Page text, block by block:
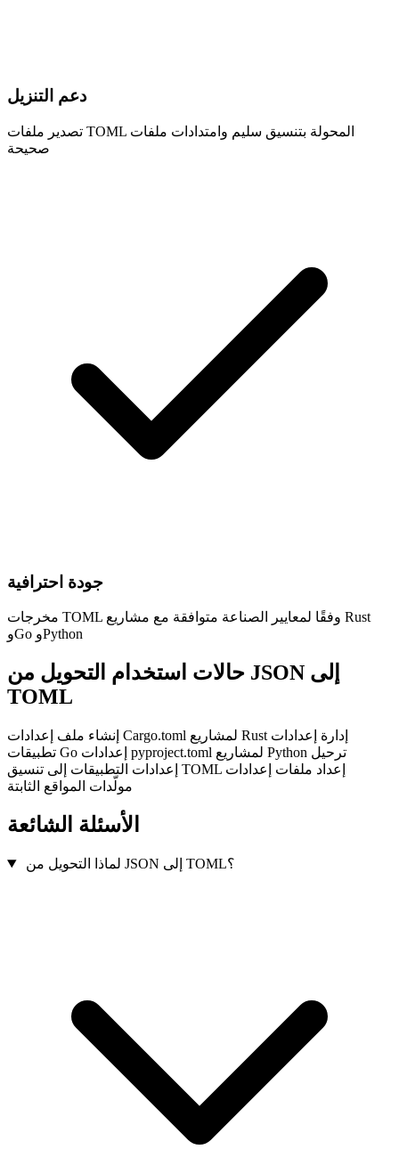
دعم التنزيل
تصدير ملفات TOML المحولة بتنسيق سليم وامتدادات ملفات
صحيحة
جودة احترافية
مخرجات TOML وفقًا لمعايير الصناعة متوافقة مع مشاريع Rust
وGo وPython
حالات استخدام التحويل من JSON إلى
TOML
إنشاء ملف إعدادات Cargo.toml لمشاريع Rust إدارة إعدادات
تطبيقات Go
إعدادات pyproject.toml لمشاريع Python ترحيل
إعدادات التطبيقات إلى تنسيق TOML إعداد ملفات إعدادات
مولّدات المواقع الثابتة
الأسئلة الشائعة
لماذا التحويل من JSON إلى TOML؟